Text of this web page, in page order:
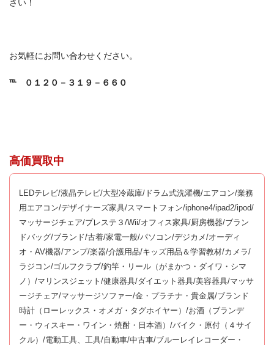
さい！
お気軽にお問い合わせください。
℡ ０１２０－３１９－６６０
高価買取中
LEDテレビ/液晶テレビ/大型冷蔵庫/ドラム式洗濯機/エアコン/業務
用エアコン/デザイナーズ家具/スマートフォン/iphone4/ipad2/ipod/
マッサージチェア/プレステ３/Wii/オフィス家具/厨房機器/ブラン
ドバッグ/ブランド/古着/家電一般/パソコン/デジカメ/オーディ
オ・AV機器/アンプ/楽器/介護用品/キッズ用品＆学習教材/カメラ/
ラジコン/ゴルフクラブ/釣竿・リール（がまかつ・ダイワ・シマ
ノ）/マリンスジェット/健康器具/ダイエット器具/美容器具/マッサ
ージチェア/マッサージソファー/金・プラチナ・貴金属/ブランド
時計（ローレックス・オメガ・タグホイヤー）/お酒（ブランデ
ー・ウィスキー・ワイン・焼酎・日本酒）/バイク・原付（４サイ
クル）/電動工具、工具/自動車/中古車/ブルーレイレコーダー・